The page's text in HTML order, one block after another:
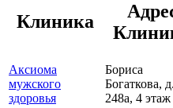
Клиника
Аксиома
мужского
здоровья
Бориса
Богаткова, д.
248а, 4 этаж